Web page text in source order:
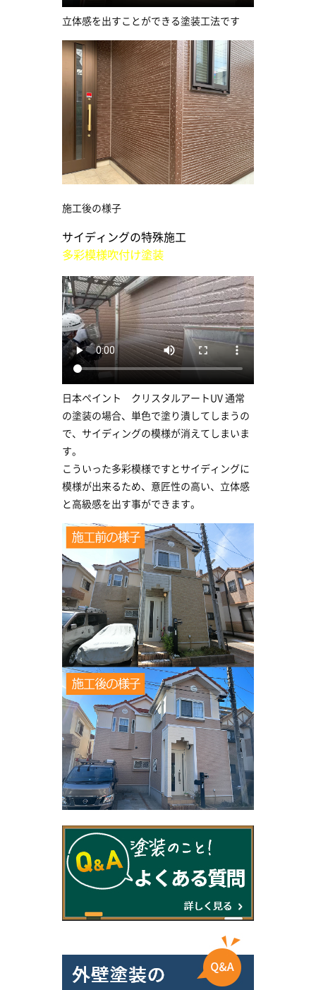
立体感を出すことができる塗装工法です
施工後の様子
サイディングの特殊施工
多彩模様吹付け塗装
日本ペイント クリスタルアートUV 通常
の塗装の場合、単色で塗り潰してしまうの
で、サイディングの模様が消えてしまいま
す。
こういった多彩模様ですとサイディングに
模様が出来るため、意匠性の高い、立体感
と高級感を出す事ができます。